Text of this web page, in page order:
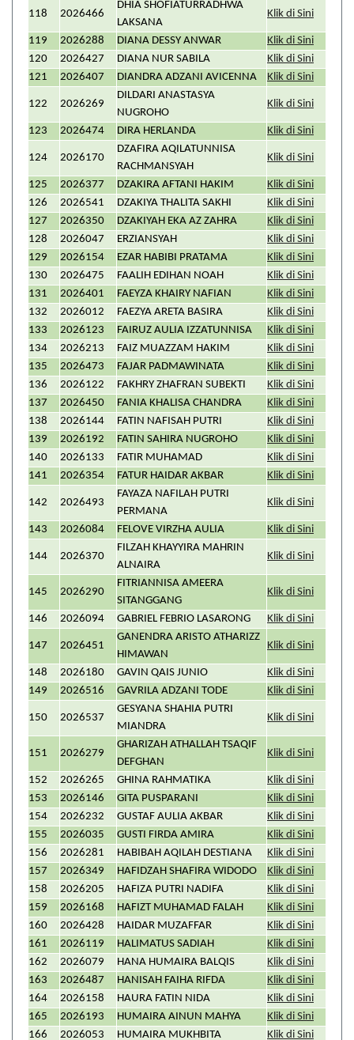
118 2026466
DHIA SHOFIATURRADHWA
LAKSANA
Klik di Sini
119 2026288 DIANA DESSY ANWAR
Klik di Sini
120
2026427 DIANA NUR SABILA
Klik di Sini
121
2026407 DIANDRA ADZANI AVICENNA Klik di Sini
122 2026269
DILDARI ANASTASYA
NUGROHO
Klik di Sini
123 2026474 DIRA HERLANDA Klik di Sini
124 2026170
DZAFIRA AQILATUNNISA
RACHMANSYAH
Klik di Sini
125 2026377 DZAKIRA AFTANI HAKIM
Klik di Sini
126
2026541 DZAKIYA THALITA SAKHI
Klik di Sini
127
2026350 DZAKIYAH EKA AZ ZAHRA
Klik di Sini
128
2026047 ERZIANSYAH
Klik di Sini
129
2026154 EZAR HABIBI PRATAMA
Klik di Sini
130
2026475 FAALIH EDIHAN NOAH
Klik di Sini
131
2026401 FAEYZA KHAIRY NAFIAN
Klik di Sini
132
2026012 FAEZYA ARETA BASIRA
Klik di Sini
133
2026123 FAIRUZ AULIA IZZATUNNISA
Klik di Sini
134
2026213 FAIZ MUAZZAM HAKIM
Klik di Sini
135
2026473 FAJAR PADMAWINATA
Klik di Sini
136
2026122 FAKHRY ZHAFRAN SUBEKTI
Klik di Sini
137
2026450 FANIA KHALISA CHANDRA
Klik di Sini
138
2026144 FATIN NAFISAH PUTRI
Klik di Sini
139
2026192 FATIN SAHIRA NUGROHO
Klik di Sini
140
2026133 FATIR MUHAMAD
Klik di Sini
141
2026354 FATUR HAIDAR AKBAR Klik di Sini
142 2026493
FAYAZA NAFILAH PUTRI
PERMANA
Klik di Sini
143 2026084 FELOVE VIRZHA AULIA Klik di Sini
144 2026370
FILZAH KHAYYIRA MAHRIN
ALNAIRA
Klik di Sini
145 2026290
FITRIANNISA AMEERA
SITANGGANG
Klik di Sini
146 2026094 GABRIEL FEBRIO LASARONG Klik di Sini
147 2026451
GANENDRA ARISTO ATHARIZZ
HIMAWAN
Klik di Sini
148 2026180 GAVIN QAIS JUNIO
Klik di Sini
149
2026516 GAVRILA ADZANI TODE Klik di Sini
150 2026537
GESYANA SHAHIA PUTRI
MIANDRA
Klik di Sini
151 2026279
GHARIZAH ATHALLAH TSAQIF
DEFGHAN
Klik di Sini
152 2026265 GHINA RAHMATIKA
Klik di Sini
153
2026146 GITA PUSPARANI
Klik di Sini
154
2026232 GUSTAF AULIA AKBAR
Klik di Sini
155
2026035 GUSTI FIRDA AMIRA
Klik di Sini
156
2026281 HABIBAH AQILAH DESTIANA
Klik di Sini
157
2026349 HAFIDZAH SHAFIRA WIDODO
Klik di Sini
158
2026205 HAFIZA PUTRI NADIFA
Klik di Sini
159
2026168 HAFIZT MUHAMAD FALAH
Klik di Sini
160
2026428 HAIDAR MUZAFFAR
Klik di Sini
161
2026119 HALIMATUS SADIAH
Klik di Sini
162
2026079 HANA HUMAIRA BALQIS
Klik di Sini
163
2026487 HANISAH FAIHA RIFDA
Klik di Sini
164
2026158 HAURA FATIN NIDA
Klik di Sini
165
2026193 HUMAIRA AINUN MAHYA
Klik di Sini
166
2026053 HUMAIRA MUKHBITA
Klik di Sini